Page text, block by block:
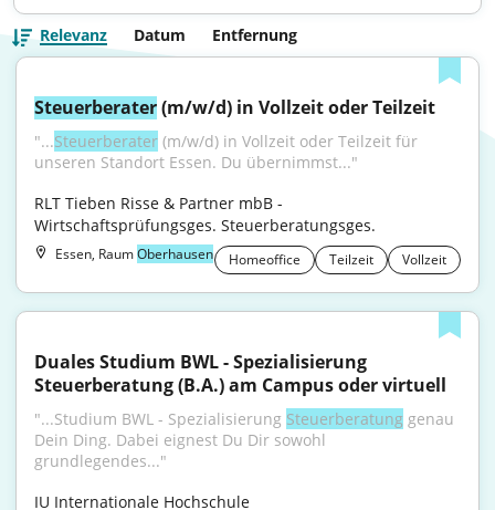
Relevanz Datum Entfernung
Steuerberater (m/w/d) in Vollzeit oder Teilzeit
"...Steuerberater (m/w/d) in Vollzeit oder Teilzeit für
unseren Standort Essen. Du übernimmst..."
RLT Tieben Risse & Partner mbB -
Wirtschaftsprüfungsges. Steuerberatungsges.
Essen, RaumOberhausen Homeoffice Teilzeit Vollzeit
Duales Studium BWL - Spezialisierung
Steuerberatung (B.A.) am Campus oder virtuell
"...Studium BWL - Spezialisierung Steuerberatung genau
Dein Ding. Dabei eignest Du Dir sowohl
grundlegendes..."
IU Internationale Hochschule